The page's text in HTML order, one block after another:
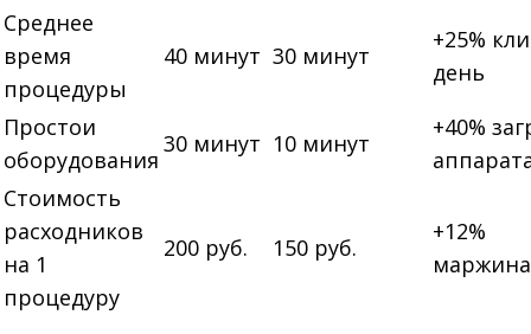
Среднее
время
процедуры
40 минут 30 минут
+25%
день
Простои
оборудования
30 минут 10 минут
+40%
Стоимость
расходников
на 1
процедуру
200 руб. 150 руб.
+12%